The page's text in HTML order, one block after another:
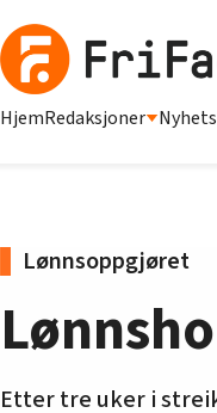
HjemRedaksjoner
Lønnsoppgjøret
Etter tre uker i